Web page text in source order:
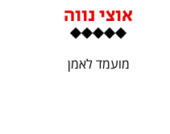
אוצי נווה
מועמד לאמן